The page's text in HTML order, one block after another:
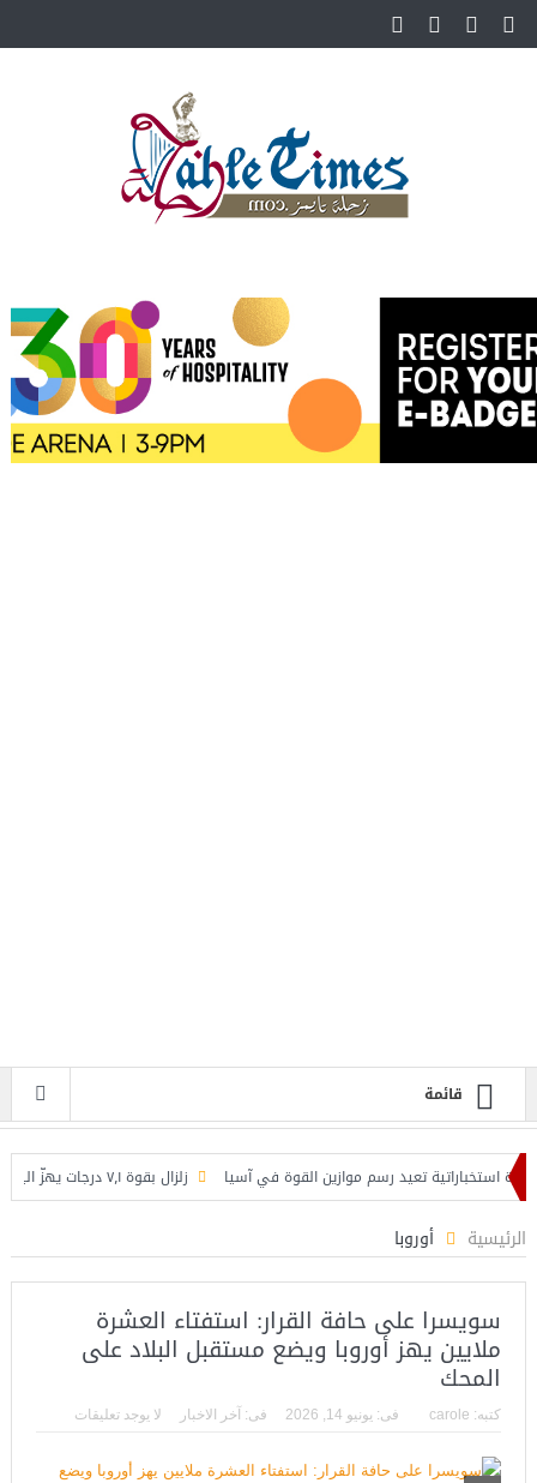
قائمة
استخباراتية تعيد رسم موازين القوة في آسيا
زلزال بقوة ٧٫١ درجات يهزّ اليابان.. إنذار تسونامي وانهيارات وإجلاء مئات الآلاف في كيوشو
دعماً أميركياً لاتفاق تاريخي
الرئيسية أوروبا
سويسرا على حافة القرار: استفتاء العشرة
ملايين يهز أوروبا ويضع مستقبل البلاد على
المحك
كتبه: carole فى: يونيو 14, 2026 فى: آخر الاخبار لا يوجد تعليقات